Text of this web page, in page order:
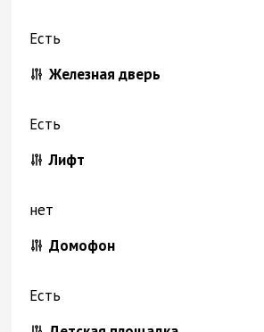
Есть
Железная дверь
Есть
Лифт
нет
Домофон
Есть